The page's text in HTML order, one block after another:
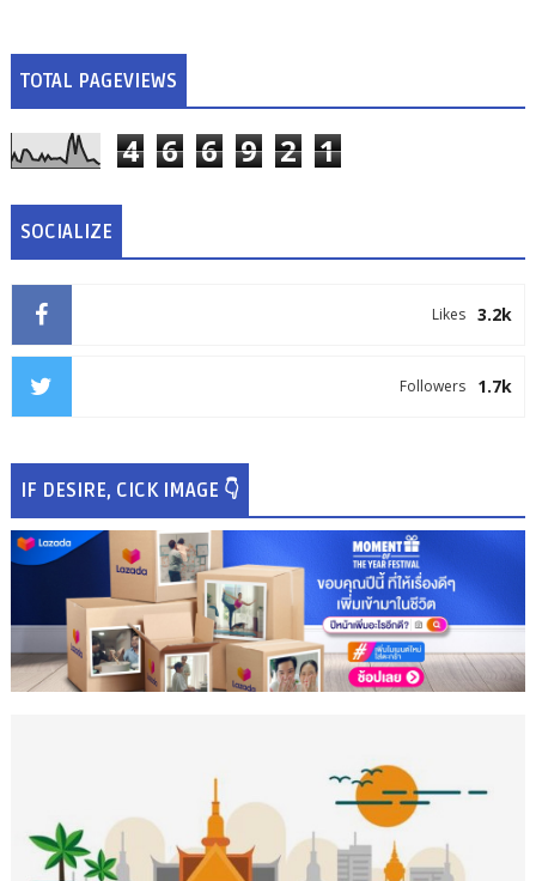
TOTAL PAGEVIEWS
4 6 6 9 2 1
SOCIALIZE
3.2k
Likes
1.7k
Followers
IF DESIRE, CICK IMAGE 👇